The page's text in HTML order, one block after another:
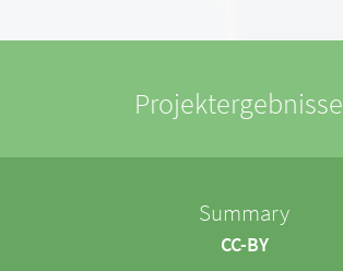
Projektergebnisse
Summary
CC-BY